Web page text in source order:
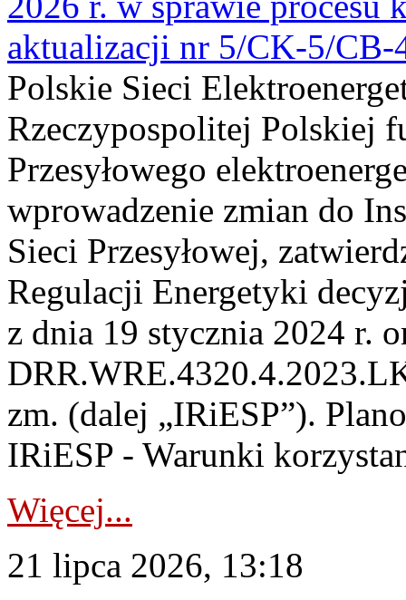
aktualizacji nr 5/CK-5/CB-
Polskie Sieci
Rzeczypospolitej Polskiej
Przesyłowego
wprowadzenie zmian do
Sieci Przesyłowej,
Regulacji Energetyki
z dnia 19 stycznia 2024 r.
zm. (dalej „IRiESP”).
IRiESP - Warunki
Więcej...
21 lipca 2026, 13:18